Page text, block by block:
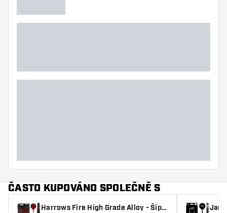
ČASTO KUPOVÁNO SPOLEČNĚ S
Harrows Fire High Grade Alloy - Šipk